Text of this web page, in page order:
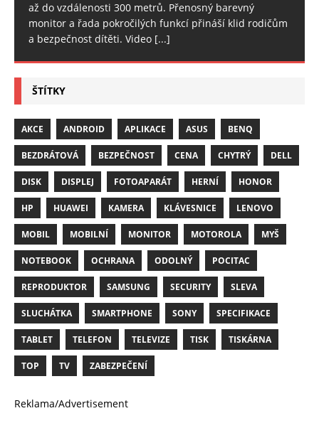
až do vzdálenosti 300 metrů. Přenosný barevný
monitor a řada pokročilých funkcí přináší klid rodičům
a bezpečnost dítěti. Video [...]
ŠTÍTKY
AKCE ANDROID APLIKACE ASUS BENQ
BEZDRÁTOVÁ BEZPEČNOST CENA CHYTRÝ DELL
DISK DISPLEJ FOTOAPARÁT HERNÍ HONOR
HP HUAWEI KAMERA KLÁVESNICE LENOVO
MOBIL MOBILNÍ MONITOR MOTOROLA MYŠ
NOTEBOOK OCHRANA ODOLNÝ POCITAC
REPRODUKTOR SAMSUNG SECURITY SLEVA
SLUCHÁTKA SMARTPHONE SONY SPECIFIKACE
TABLET TELEFON TELEVIZE TISK TISKÁRNA
TOP TV ZABEZPEČENÍ
Reklama/Advertisement